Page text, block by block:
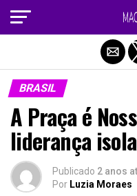
BRASIL
A Praça é
liderança
Publicado 2 anos
Por Luzia Moraes
Sair